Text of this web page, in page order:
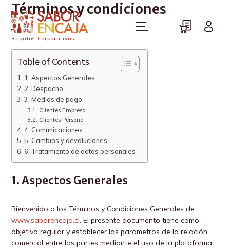
Regalos Corporativos
Términos y condiciones
Table of Contents
1. Aspectos Generales
2. Despacho
3. Medios de pago:
Clientes Empresa
Clientes Persona
4. Comunicaciones
5. Cambios y devoluciones
6. Tratamiento de datos personales
1. Aspectos Generales
Bienvenido a los Términos y Condiciones Generales de
www.saborencaja.cl. El presente documento tiene como
objetivo regular y establecer los parámetros de la relación
comercial entre las partes mediante el uso de la plataforma